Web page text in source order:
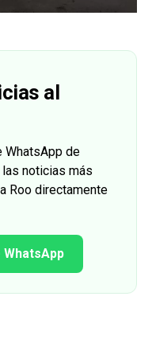
al
WhatsApp de
noticias más
Roo directamente
WhatsApp